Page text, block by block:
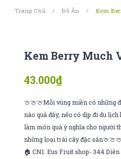
Trang Chủ / Đồ Ăn / Kem
Kem Berry Much
43.000₫
🍈🍈🍈Mỗi vùng miền có những
nào quả đấy, nếu có dịp đi du
làm món quà ý nghĩa cho người
những loại trái cây đặc sản🍈🍈🍈
🏠 CN1: Eus Fruit shop- 344